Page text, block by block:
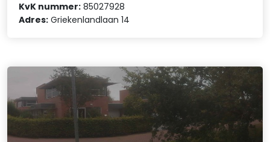
KvK nummer: 85027928
Adres: Griekenlandlaan 14